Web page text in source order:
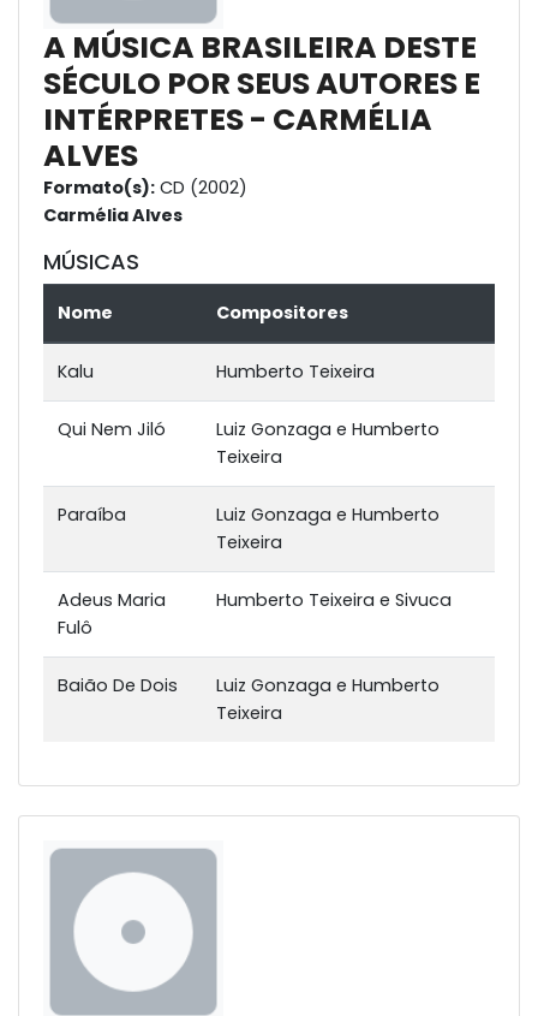
A MÚSICA BRASILEIRA DESTE
SÉCULO POR SEUS AUTORES E
INTÉRPRETES - CARMÉLIA
ALVES
Formato(s): CD (2002)
Carmélia Alves
MÚSICAS
Nome Compositores
Kalu Humberto Teixeira
Qui Nem Jiló
Luiz Gonzaga e Humberto
Teixeira
Paraíba
Luiz Gonzaga e Humberto
Teixeira
Adeus Maria
Fulô
Humberto Teixeira e Sivuca
Baião De Dois
Luiz Gonzaga e Humberto
Teixeira